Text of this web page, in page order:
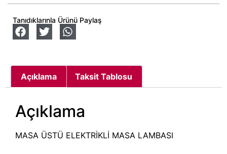
Tanıdıklarınla Ürünü Paylaş
Açıklama Taksit Tablosu
Açıklama
MASA ÜSTÜ ELEKTRİKLİ MASA LAMBASI